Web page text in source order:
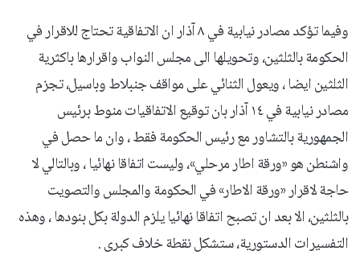
وفيما تؤكد مصادر نيابية في ٨ آذار ان الاتفاقية تحتاج للاقرار في
الحكومة بالثلثين، وتحويلها الى مجلس النواب واقرارها باكثرية
الثلثين ايضا ، ويعول الثنائي على مواقف جنبلاط وباسيل، تجزم
مصادر نيابية في ١٤ آذار بان توقيع الاتفاقيات منوط برئيس
الجمهورية بالتشاور مع رئيس الحكومة فقط ، وان ما حصل في
واشنطن هو «ورقة اطار مرحلي»، وليست اتفاقا نهائيا ، وبالتالي لا
حاجة لاقرار «ورقة الاطار» في الحكومة والمجلس والتصويت
بالثلثين، الا بعد ان تصبح اتفاقا نهائيا يلزم الدولة بكل بنودها ، وهذه
التفسيرات الدستورية، ستشكل نقطة خلاف كبرى .